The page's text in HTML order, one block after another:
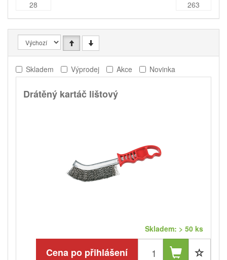
Skladem Výprodej Akce Novinka
Drátěný kartáč lištový
Skladem: > 50 ks
Cena po přihlášení